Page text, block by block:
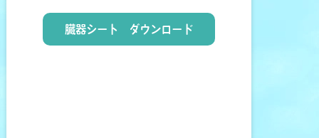
臓器シート ダウンロード